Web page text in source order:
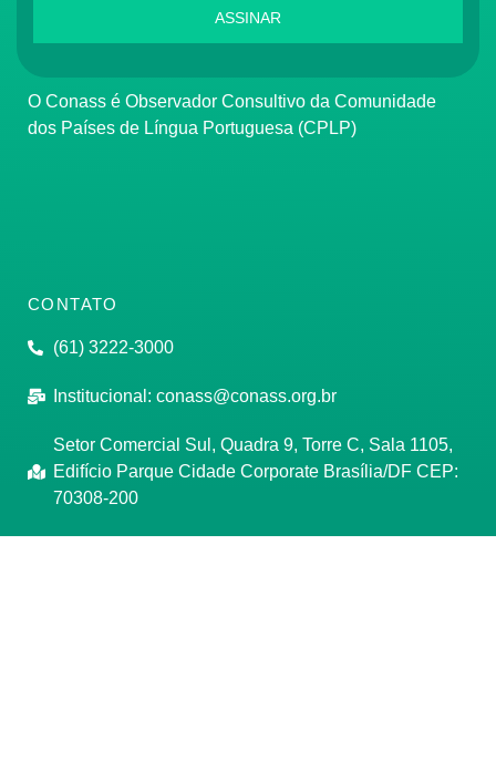
ASSINAR
O Conass é Observador Consultivo da Comunidade
dos Países de Língua Portuguesa (CPLP)
CONTATO
(61) 3222-3000
Institucional: conass@conass.org.br
Setor Comercial Sul, Quadra 9, Torre C, Sala 1105,
Edifício Parque Cidade Corporate Brasília/DF CEP:
70308-200